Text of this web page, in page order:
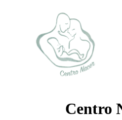
Centro